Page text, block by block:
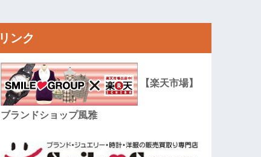
リンク
【楽天市場】
ブランドショップ風雅